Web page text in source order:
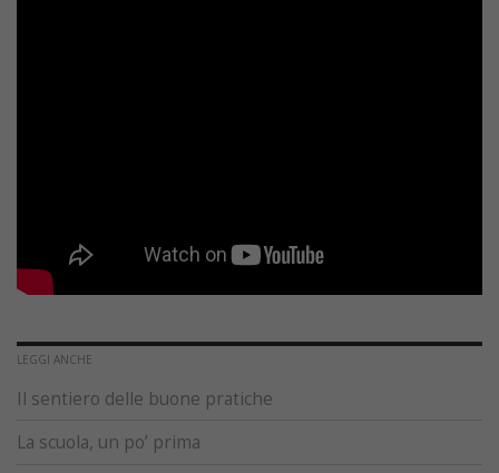
LEGGI ANCHE
Il sentiero delle buone pratiche
La scuola, un po’ prima